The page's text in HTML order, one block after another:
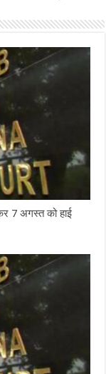
7 अगस्त को हाई